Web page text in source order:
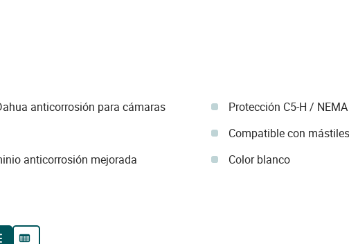
anticorrosión para cámaras
anticorrosión mejorada
Protección C5-H /
Compatible con
Color blanco